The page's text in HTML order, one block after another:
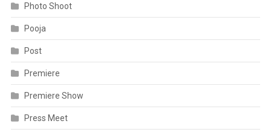
Photo Shoot
Pooja
Post
Premiere
Premiere Show
Press Meet